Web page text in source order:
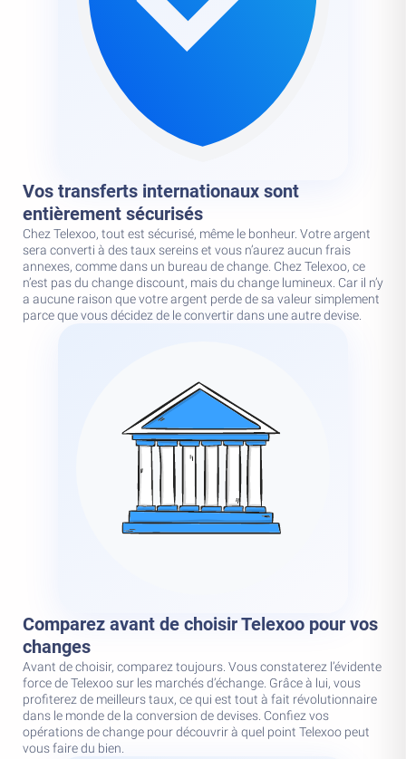
Vos transferts internationaux sont
entièrement sécurisés
Chez Telexoo, tout est sécurisé, même le bonheur. Votre argent
sera converti à des taux sereins et vous n’aurez aucun frais
annexes, comme dans un bureau de change. Chez Telexoo, ce
n’est pas du change discount, mais du change lumineux. Car il n’y
a aucune raison que votre argent perde de sa valeur simplement
parce que vous décidez de le convertir dans une autre devise.
Comparez avant de choisir Telexoo pour vos
changes
Avant de choisir, comparez toujours. Vous constaterez l’évidente
force de Telexoo sur les marchés d’échange. Grâce à lui, vous
profiterez de meilleurs taux, ce qui est tout à fait révolutionnaire
dans le monde de la conversion de devises. Confiez vos
opérations de change pour découvrir à quel point Telexoo peut
vous faire du bien.